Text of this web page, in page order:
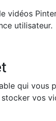
vidéos
utilisateur.
qui vous
vos